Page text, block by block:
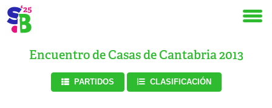
Encuentro de Casas de Cantabria 2013
PARTIDOS CLASIFICACIÓN